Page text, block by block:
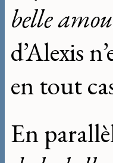
belle
d’Alexis
en tout
En